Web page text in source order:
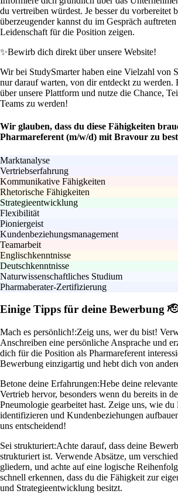
du vertreiben würdest. Je besser du vorbereitet
überzeugender kannst du im Gespräch
Leidenschaft für die Position zeigen.
✨Bewirb dich direkt über unsere Website!
Wir bei StudySmarter haben eine Vielzahl von
nur darauf warten, von dir entdeckt zu
über unsere Plattform und nutze die Chance,
Teams zu werden!
Wir glauben, dass du diese Fähigkeiten
Pharmareferent (m/w/d) mit Bravour zu
Marktanalyse
Vertriebserfahrung
Kommunikative Fähigkeiten
Rhetorische Fähigkeiten
Strategieentwicklung
Flexibilität
Pioniergeist
Kundenbeziehungsmanagement
Teamarbeit
Englischkenntnisse
Deutschkenntnisse
Naturwissenschaftliches Studium
Pharmaberater-Zertifizierung
Einige Tipps für deine Bewerbung 🫡
Mach es persönlich!:Zeig uns, wer du bist!
Anschreiben eine persönliche Ansprache und
dich für die Position als Pharmareferent
Bewerbung einzigartig und hebt dich von
Betone deine Erfahrungen:Hebe deine
Vertrieb hervor, besonders wenn du bereits in
Pneumologie gearbeitet hast. Zeige uns, wie du
identifizieren und Kundenbeziehungen
uns entscheidend!
Sei strukturiert:Achte darauf, dass deine
strukturiert ist. Verwende Absätze, um
gliedern, und achte auf eine logische
schnell erkennen, dass du die Fähigkeit zur
und Strategieentwicklung besitzt.